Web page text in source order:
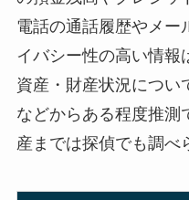
電話の通話履歴やメー
イバシー性の高い情報
資産・財産状況につい
などからある程度推測
産までは探偵でも調べ